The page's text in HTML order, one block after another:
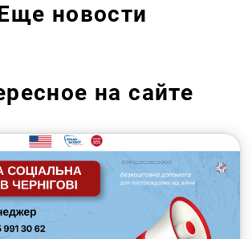
новости
на сайте